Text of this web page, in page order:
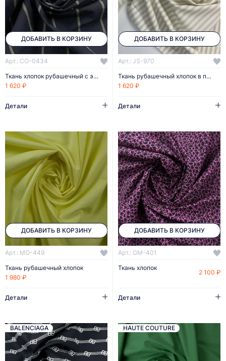
ДОБАВИТЬ В КОРЗИНУ
Арт.: CO-0434
Ткань хлопок рубашечный с эластаном
1 620 ₽
Детали
ДОБАВИТЬ В КОРЗИНУ
Арт.: JS-970
Ткань рубашечный хлопок в полоску
1 620 ₽
Детали
ДОБАВИТЬ В КОРЗИНУ
Арт.: MO-449
Ткань рубашечный хлопок
1 980 ₽
Детали
ДОБАВИТЬ В КОРЗИНУ
Арт.: GM-401
Ткань хлопок
2 100 ₽
Детали
BALENCIAGA HAUTE COUTURE